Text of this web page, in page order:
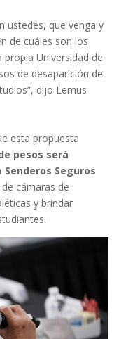
ustedes, que venga y
de cuáles son los
Universidad de
de desaparición de
dijo Lemus
esta propuesta
pesos será
Seguros
cámaras de
y brindar